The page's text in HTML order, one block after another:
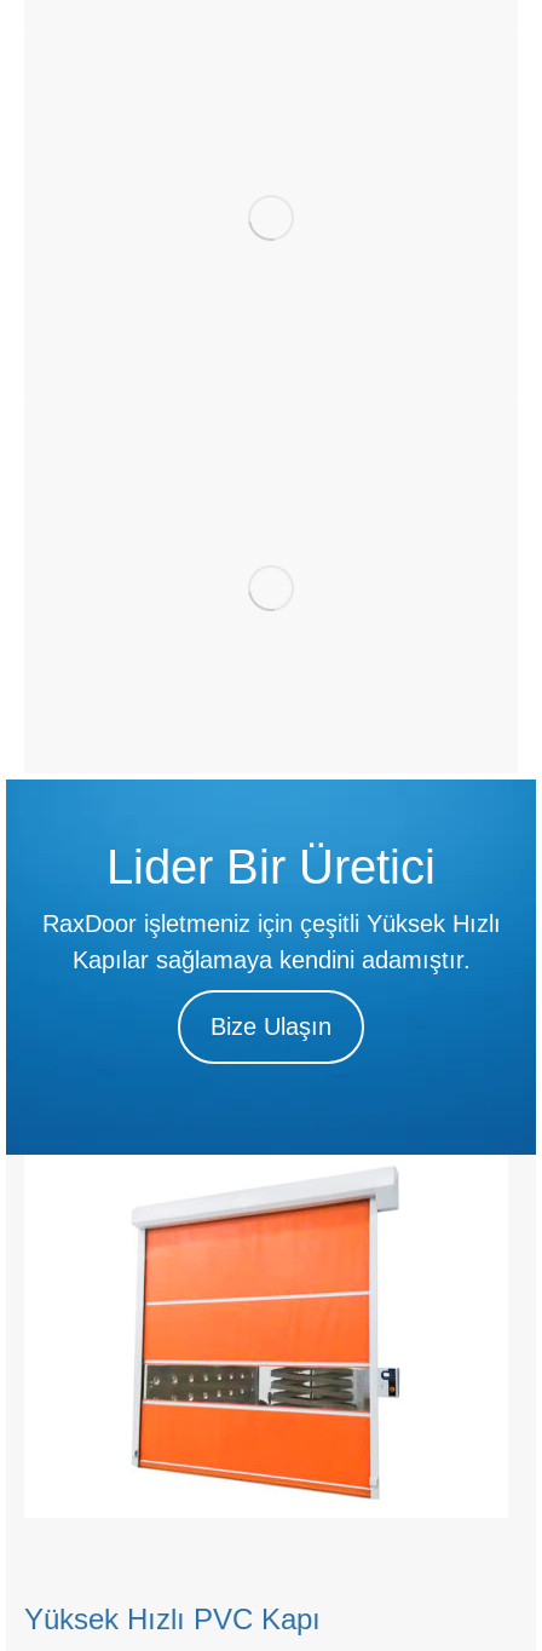
Lider Bir Üretici
RaxDoor işletmeniz için çeşitli Yüksek Hızlı
Kapılar sağlamaya kendini adamıştır.
Bize Ulaşın
Yüksek Hızlı PVC Kapı